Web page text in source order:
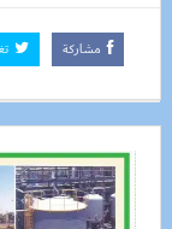
مشاركة